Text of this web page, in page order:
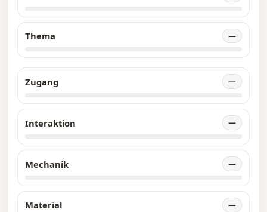
Thema —
Zugang —
Interaktion —
Mechanik —
Material —